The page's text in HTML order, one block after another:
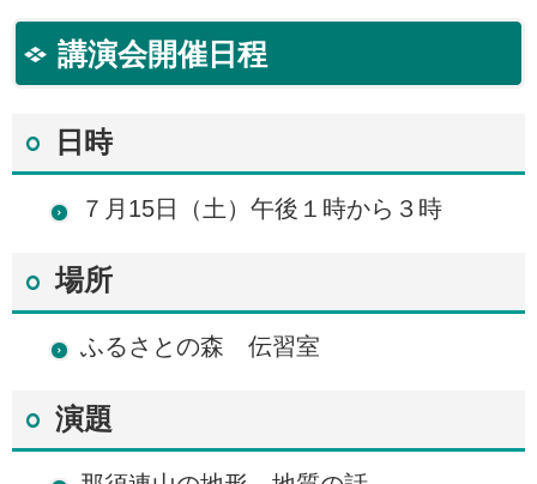
講演会開催日程
日時
７月15日（土）午後１時から３時
場所
ふるさとの森 伝習室
演題